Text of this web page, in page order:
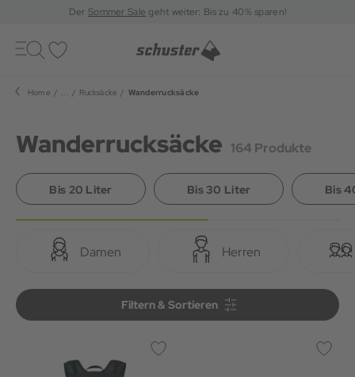
DerSommer Sale geht weiter: Bis zu 40% sparen!
Toggle
navigation
Home ... Rucksäcke Wanderrucksäcke
Wanderrucksäcke 164 Produkte
Bis 20 Liter Bis 30 Liter Bis
Damen Herren
Filtern & Sortieren
Filtern & Sortieren